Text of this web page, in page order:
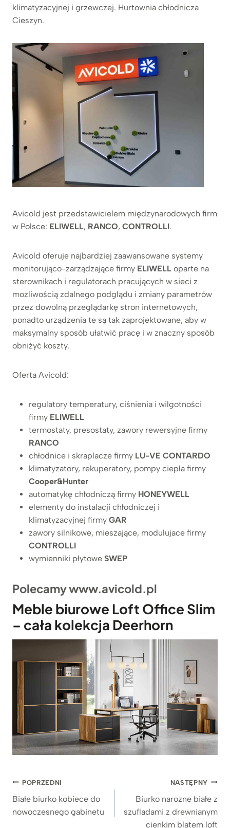
klimatyzacyjnej i grzewczej. Hurtownia chłodnicza
Cieszyn.
Avicold jest przedstawicielem międzynarodowych firm
w Polsce: ELIWELL, RANCO, CONTROLLI.
Avicold oferuje najbardziej zaawansowane systemy
monitorująco-zarządzające firmy ELIWELL oparte na
sterownikach i regulatorach pracujących w sieci z
możliwością zdalnego podglądu i zmiany parametrów
przez dowolną przeglądarkę stron internetowych,
ponadto urządzenia te są tak zaprojektowane, aby w
maksymalny sposób ułatwić pracę i w znaczny sposób
obniżyć koszty.
Oferta Avicold:
regulatory temperatury, ciśnienia i wilgotności
firmy ELIWELL
termostaty, presostaty, zawory rewersyjne firmy
RANCO
chłodnice i skraplacze firmy LU-VE CONTARDO
klimatyzatory, rekuperatory, pompy ciepła firmy
Cooper&Hunter
automatykę chłodniczą firmy HONEYWELL
elementy do instalacji chłodniczej i
klimatyzacyjnej firmy GAR
zawory silnikowe, mieszające, modulujace firmy
CONTROLLI
wymienniki płytowe SWEP
Polecamywww.avicold.pl
Meble biurowe Loft Office Slim
– cała kolekcja Deerhorn
Nawigacja
wpisu
POPRZEDNI
Białe biurko kobiece do
nowoczesnego gabinetu
NASTĘPNY
Biurko narożne białe z
szufladami z drewnianym
cienkim blatem loft